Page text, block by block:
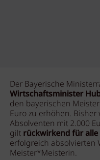
Der Bayerische
Wirtschaftsminister
den bayerischen
Euro zu erhöhen.
Absolventen mit 2.000
gilt rückwirkend für alle
erfolgreich
Meister*Meisterin.